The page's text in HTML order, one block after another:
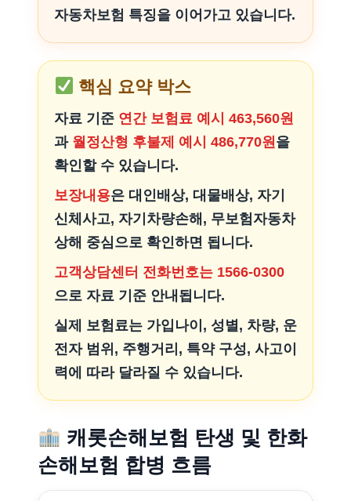
자동차보험 특징을 이어가고 있습니다.
핵심 요약 박스
자료 기준 연간 보험료 예시 463,560원
과 월정산형 후불제 예시 486,770원을
확인할 수 있습니다.
보장내용은 대인배상, 대물배상, 자기
신체사고, 자기차량손해, 무보험자동차
상해 중심으로 확인하면 됩니다.
고객상담센터 전화번호는 1566-0300
으로 자료 기준 안내됩니다.
실제 보험료는 가입나이, 성별, 차량, 운
전자 범위, 주행거리, 특약 구성, 사고이
력에 따라 달라질 수 있습니다.
캐롯손해보험 탄생 및 한화
손해보험 합병 흐름